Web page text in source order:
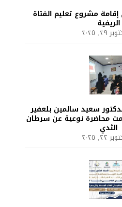
مشروع تعليم الفتاة
الريفية
٢٩, ٢٠٢٥
سعيد سالمين بلعفير
محاضرة نوعية عن سرطان
الثدي
٢٢, ٢٠٢٥